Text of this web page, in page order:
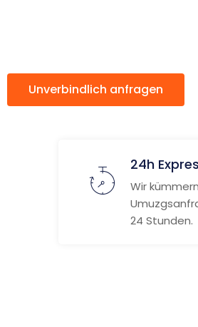
Unverbindlich anfragen
24h
Wir
24 Stunden.